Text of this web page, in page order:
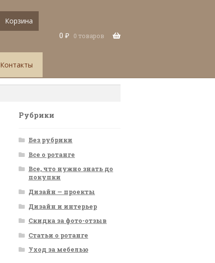
Корзина
0 ₽ 0 товаров
Контакты
Рубрики
Без рубрики
Все о ротанге
Все, что нужно знать до
покупки
Дизайн — проекты
Дизайн и интерьер
Скидка за фото-отзыв
Статьи о ротанге
Уход за мебелью